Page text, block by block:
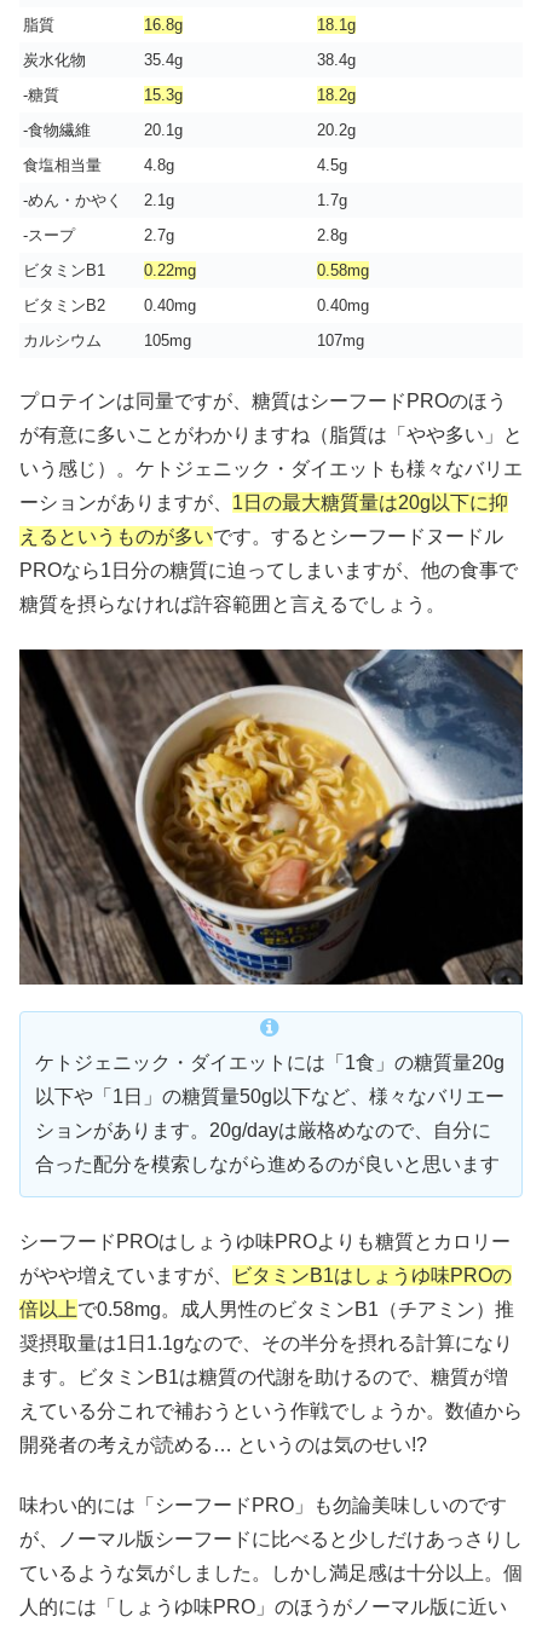
脂質
16.8g
18.1g
炭水化物
35.4g
38.4g
-糖質
15.3g
18.2g
-食物繊維
20.1g
20.2g
食塩相当量
4.8g
4.5g
-めん・かやく
2.1g
1.7g
-スープ
2.7g
2.8g
ビタミンB1
0.22mg
0.58mg
ビタミンB2
0.40mg
0.40mg
カルシウム
105mg 107mg
プロテインは同量ですが、糖質はシーフードPROのほう
が有意に多いことがわかりますね（脂質は「やや多い」と
いう感じ）。ケトジェニック・ダイエットも様々なバリエ
ーションがありますが、 1日の最大糖質量は20g以下に抑
えるというものが多いです。するとシーフードヌードル
PROなら1日分の糖質に迫ってしまいますが、他の食事で
糖質を摂らなければ許容範囲と言えるでしょう。
ケトジェニック・ダイエットには「1食」の糖質量20g
以下や「1日」の糖質量50g以下など、様々なバリエー
ションがあります。20g/dayは厳格めなので、自分に
合った配分を模索しながら進めるのが良いと思います
シーフードPROはしょうゆ味PROよりも糖質とカロリー
がやや増えていますが、
ビタミンB1はしょうゆ味PROの
倍以上で0.58mg。成人男性のビタミンB1（チアミン）推
奨摂取量は1日1.1gなので、その半分を摂れる計算になり
ます。ビタミンB1は糖質の代謝を助けるので、糖質が増
えている分これで補おうという作戦でしょうか。数値から
開発者の考えが読める… というのは気のせい!?
味わい的には「シーフードPRO」も勿論美味しいのです
が、ノーマル版シーフードに比べると少しだけあっさりし
ているような気がしました。しかし満足感は十分以上。個
人的には「しょうゆ味PRO」のほうがノーマル版に近い